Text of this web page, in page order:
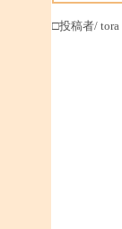
□投稿者/ tora